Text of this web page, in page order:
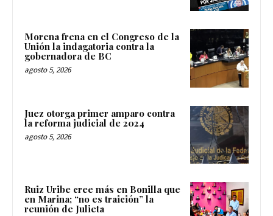
Morena frena en el Congreso de la
Unión la indagatoria contra la
gobernadora de BC
agosto 5, 2026
Juez otorga primer amparo contra
la reforma judicial de 2024
agosto 5, 2026
Ruiz Uribe cree más en Bonilla que
en Marina; “no es traición” la
reunión de Julieta